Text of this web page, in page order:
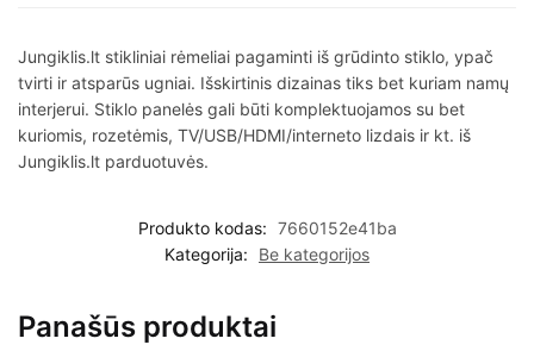
Jungiklis.lt stikliniai rėmeliai pagaminti iš grūdinto stiklo, ypač
tvirti ir atsparūs ugniai. Išskirtinis dizainas tiks bet kuriam namų
interjerui. Stiklo panelės gali būti komplektuojamos su bet
kuriomis, rozetėmis, TV/USB/HDMI/interneto lizdais ir kt. iš
Jungiklis.lt parduotuvės.
Produkto kodas: 7660152e41ba
Kategorija:
Be kategorijos
Panašūs produktai